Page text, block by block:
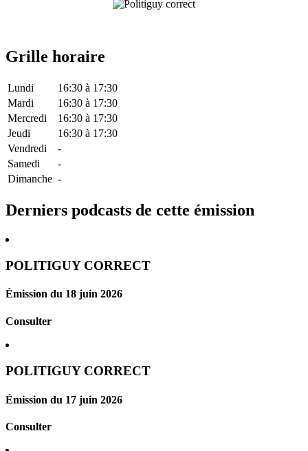
Grille horaire
Lundi 16:30 à 17:30
Mardi
16:30 à 17:30
Mercredi
16:30 à 17:30
Jeudi
16:30 à 17:30
Vendredi
-
Samedi
-
Dimanche -
Derniers podcasts de cette émission
POLITIGUY CORRECT
Émission du 18 juin 2026
Consulter
POLITIGUY CORRECT
Émission du 17 juin 2026
Consulter